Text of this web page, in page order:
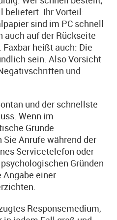
beliefert. Ihr Vorteil:
sind im PC schnell
auch auf der Rückseite
heißt auch: Die
sein. Also Vorsicht
und
und der schnellste
Wenn im
Gründe
Anrufe während der
Servicetelefon oder
Gründen
Angabe einer
Responsemedium,